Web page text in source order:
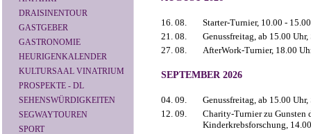
DRAISINENTOUR
GASTGEBER
GASTRONOMIE
HEURIGENKALENDER
KULTURSAAL VINATRIUM
PROSPEKTE - DL
SEHENSWÜRDIGKEITEN
SEGWAYTOUREN
SPORT
16. 08.
Starter-Turnier, 10.00 -
21. 08.
Genussfreitag, ab 15.00
27. 08.
AfterWork-Turnier, 18.00
SEPTEMBER 2026
04. 09.
Genussfreitag, ab 15.00
12. 09.
Charity-Turnier zu Gunsten
Kinderkrebsforschung,